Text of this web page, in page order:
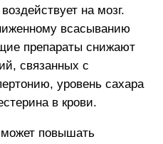
на мозг.
всасыванию
препараты снижают
связанных с
уровень сахара
в крови.
повышать